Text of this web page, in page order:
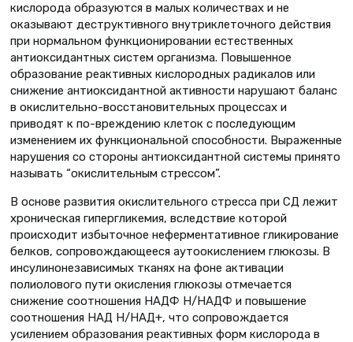
кислорода образуются в малых количествах и не
оказывают деструктивного внутриклеточного действия
при нормальном функционировании естественных
антиоксидантных систем организма. Повышенное
образование реактивных кислородных радикалов или
снижение антиоксидантной активности нарушают баланс
в окислительно-восстановительных процессах и
приводят к по-вреждению клеток с последующим
изменением их функциональной способности. Выраженные
нарушения со стороны антиоксидантной системы принято
называть “окислительным стрессом”.
В основе развития окислительного стресса при СД лежит
хроническая гипергликемия, вследствие которой
происходит избыточное неферментативное гликирование
белков, сопровождающееся аутоокислением глюкозы. В
инсулинонезависимых тканях на фоне активации
полиолового пути окисления глюкозы отмечается
снижение соотношения НАДФ Н/НАДФ и повышение
соотношения НАД Н/НАД+, что сопровождается
усилением образования реактивных форм кислорода в